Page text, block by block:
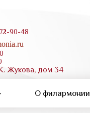
90-48
Жукова, дом 34
О филармонии